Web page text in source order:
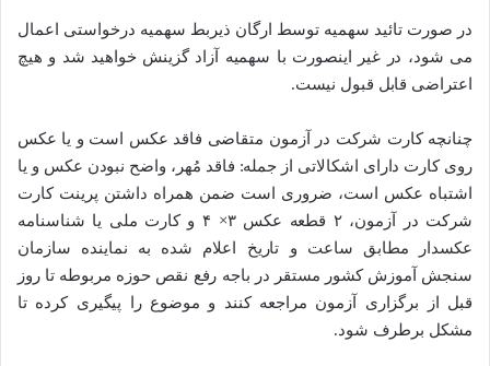
در صورت تائید سهمیه توسط ارگان ذیربط سهمیه درخواستی اعمال
می شود، در غیر اینصورت با سهمیه آزاد گزینش خواهید شد و هیچ
اعتراضی قابل قبول نیست.
چنانچه کارت شرکت در آزمون متقاضی فاقد عکس است و یا عکس
روی کارت دارای اشکالاتی از جمله: فاقد مُهر، واضح نبودن عکس و یا
اشتباه عکس است، ضروری است ضمن همراه داشتن پرینت کارت
شرکت در آزمون، ۲ قطعه عکس ۳× ۴ و کارت ملی یا شناسنامه
عکسدار مطابق ساعت و تاریخ اعلام شده به نماینده سازمان
سنجش آموزش کشور مستقر در باجه رفع نقص حوزه مربوطه تا روز
قبل از برگزاری آزمون مراجعه کنند و موضوع را پیگیری کرده تا
مشکل برطرف شود.